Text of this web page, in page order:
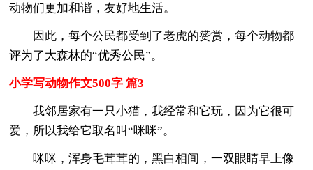
动物们更加和谐，友好地生活。
因此，每个公民都受到了老虎的赞赏，每个动物都
评为了大森林的“优秀公民”。
小学写动物作文500字 篇3
我邻居家有一只小猫，我经常和它玩，因为它很可
爱，所以我给它取名叫“咪咪”。
咪咪，浑身毛茸茸的，黑白相间，一双眼睛早上像